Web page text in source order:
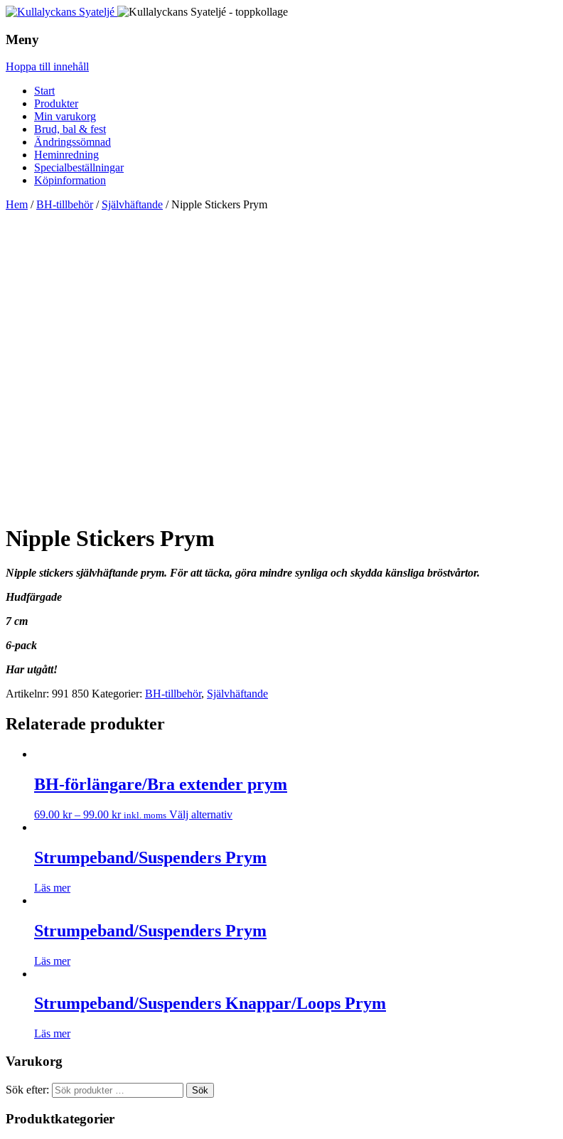
Meny
Hoppa till innehåll
Start
Produkter
Min varukorg
Brud, bal & fest
Ändringssömnad
Heminredning
Specialbeställningar
Köpinformation
Hem /BH-tillbehör/ Självhäftande / Nipple Stickers Prym
Nipple Stickers Prym
Nipple stickers självhäftande prym. För att täcka, göra mindre synliga och skydda känsliga bröstvårtor.
Hudfärgade
7 cm
6-pack
Har utgått!
Artikelnr: 991 850 Kategorier: BH-tillbehör, Självhäftande
Relaterade produkter
BH-förlängare/Bra extender prym
69.00 kr– 99.00 kr inkl. moms Välj alternativ
Strumpeband/Suspenders Prym
Läs mer
Strumpeband/Suspenders Prym
Läs mer
Strumpeband/Suspenders Knappar/Loops Prym
Läs mer
Varukorg
Sök efter: Sök
Produktkategorier